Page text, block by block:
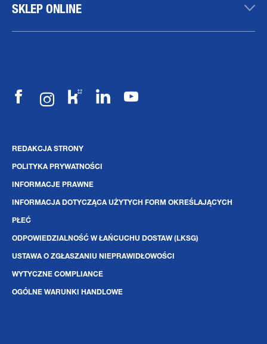
SKLEP ONLINE
REDAKCJA STRONY
POLITYKA PRYWATNOŚCI
INFORMACJE PRAWNE
INFORMACJA DOTYCZĄCA UŻYTYCH FORM OKREŚLAJĄCYCH
PŁEĆ
ODPOWIEDZIALNOŚĆ W ŁAŃCUCHU DOSTAW (LKSG)
USTAWA O ZGŁASZANIU NIEPRAWIDŁOWOŚCI
WYTYCZNE COMPLIANCE
OGÓLNE WARUNKI HANDLOWE